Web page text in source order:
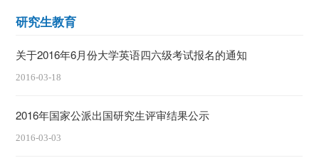
研究生教育
关于2016年6月份大学英语四六级考试报名的通知
2016-03-18
2016年国家公派出国研究生评审结果公示
2016-03-03